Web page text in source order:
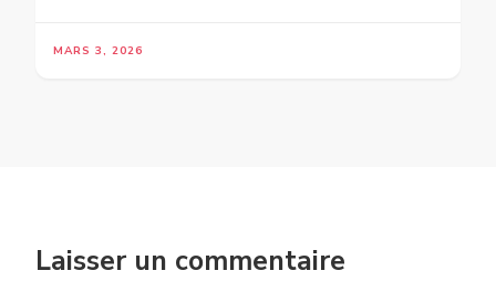
MARS 3, 2026
Laisser un commentaire